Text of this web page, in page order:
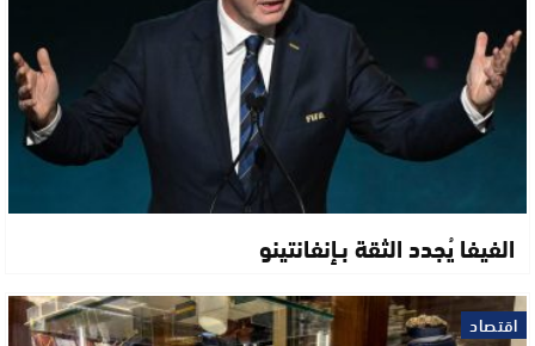
الفيفا يُجدد الثقة بـإنفانتينو
اقتصاد